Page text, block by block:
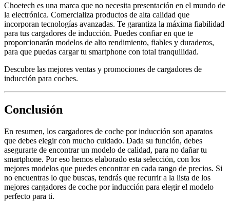
Choetech es una marca que no necesita presentación en el mundo de
la electrónica. Comercializa productos de alta calidad que
incorporan tecnologías avanzadas. Te garantiza la máxima fiabilidad
para tus cargadores de inducción. Puedes confiar en que te
proporcionarán modelos de alto rendimiento, fiables y duraderos,
para que puedas cargar tu smartphone con total tranquilidad.
Descubre las mejores ventas y promociones de cargadores de
inducción para coches.
Conclusión
En resumen, los cargadores de coche por inducción son aparatos
que debes elegir con mucho cuidado. Dada su función, debes
asegurarte de encontrar un modelo de calidad, para no dañar tu
smartphone. Por eso hemos elaborado esta selección, con los
mejores modelos que puedes encontrar en cada rango de precios. Si
no encuentras lo que buscas, tendrás que recurrir a la lista de los
mejores cargadores de coche por inducción para elegir el modelo
perfecto para ti.